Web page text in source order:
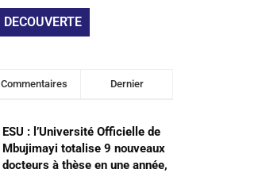
DECOUVERTE
Commentaires Dernier
ESU : l’Université Officielle de
Mbujimayi totalise 9 nouveaux
docteurs à thèse en une année,